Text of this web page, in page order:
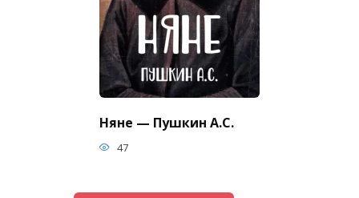
Няне — Пушкин А.С.
47